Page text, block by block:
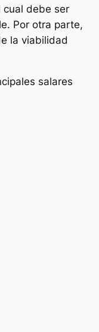
cual debe ser
Por otra parte,
la viabilidad
salares